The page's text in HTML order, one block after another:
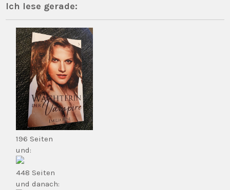
Ich lese gerade:
196 Seiten
und:
448 Seiten
und danach: